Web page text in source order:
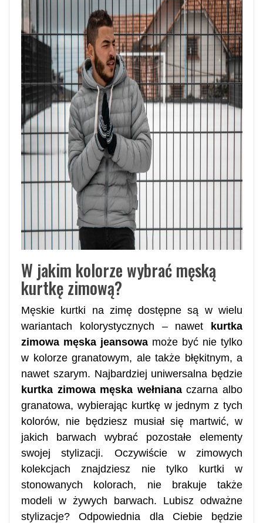
W jakim kolorze wybrać męską
kurtkę zimową?
Męskie kurtki na zimę dostępne są w wielu
wariantach kolorystycznych – nawet kurtka
zimowa męska jeansowa może być nie tylko
w kolorze granatowym, ale także błękitnym, a
nawet szarym. Najbardziej uniwersalna będzie
kurtka zimowa męska wełnianaczarna albo
granatowa, wybierając kurtkę w jednym z tych
kolorów, nie będziesz musiał się martwić, w
jakich barwach wybrać pozostałe elementy
swojej stylizacji. Oczywiście w zimowych
kolekcjach znajdziesz nie tylko kurtki w
stonowanych kolorach, nie brakuje także
modeli w żywych barwach. Lubisz odważne
stylizacje? Odpowiednia dla Ciebie będzie